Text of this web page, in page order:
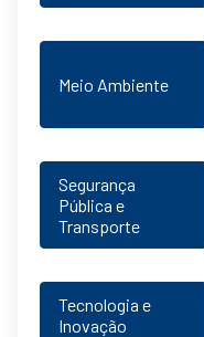
Meio Ambiente
Segurança
Pública e
Transporte
Tecnologia e
Inovação